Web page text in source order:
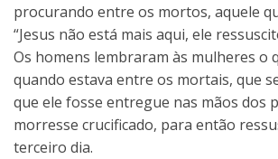
procurando entre os mortos, aquele
“Jesus não está mais aqui, ele
Os homens lembraram às mulheres o
quando estava entre os mortais, que
que ele fosse entregue nas mãos dos
morresse crucificado, para então
terceiro dia.